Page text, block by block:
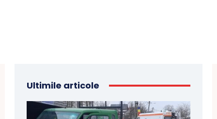
Ultimile articole